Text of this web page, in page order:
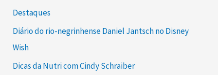
Destaques
Diário do rio-negrinhense Daniel Jantsch no Disney
Wish
Dicas da Nutri com Cindy Schraiber